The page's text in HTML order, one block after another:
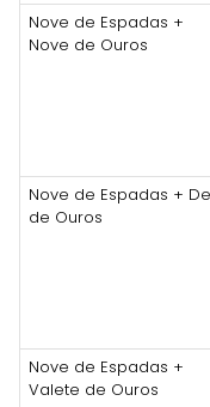
Nove de Espadas +
Nove de Ouros
Nove de Espadas +
de Ouros
Nove de Espadas +
Valete de Ouros